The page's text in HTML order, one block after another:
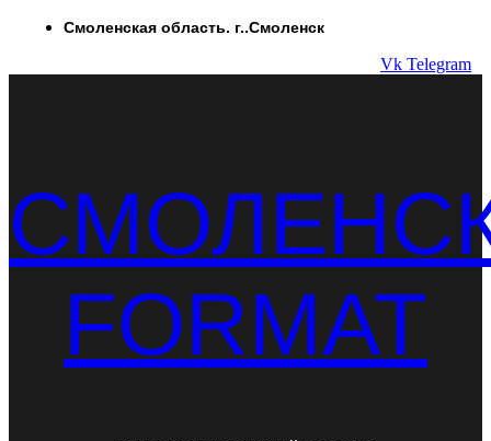
ПерейтиСмоленская область. г..Смоленск
Vk Telegram
FORMAT